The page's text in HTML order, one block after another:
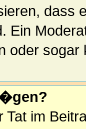
dass
Ein
oder
im